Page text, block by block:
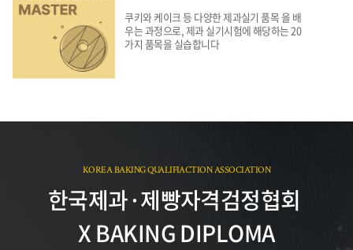
쿠키와 케이크 등 다양한 제과실기 품목 을 배
우는 과정으로, 제과 실기시험에 해당하는 20
가지 품목을 실습합니다
KOREA BAKING QUALIFIACTION ASSOCIATION
한국제과·제빵자격검정협회
X BAKING DIPLOMA